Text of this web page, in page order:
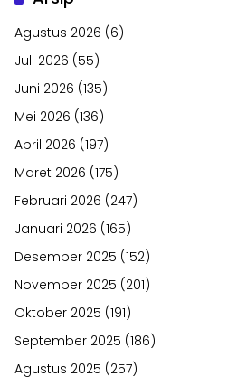
Agustus 2026 (6)
Juli 2026 (55)
Juni 2026 (135)
Mei 2026 (136)
April 2026 (197)
Maret 2026 (175)
Februari 2026 (247)
Januari 2026 (165)
Desember 2025 (152)
November 2025 (201)
Oktober 2025 (191)
September 2025 (186)
Agustus 2025 (257)